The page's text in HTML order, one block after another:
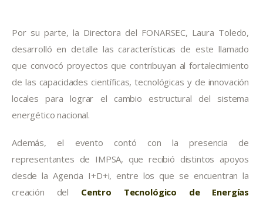
Por su parte, la Directora del FONARSEC, Laura Toledo,
desarrolló en detalle las características de este llamado
que convocó proyectos que contribuyan al fortalecimiento
de las capacidades científicas, tecnológicas y de innovación
locales para lograr el cambio estructural del sistema
energético nacional.
Además, el evento contó con la presencia de
representantes de IMPSA, que recibió distintos apoyos
desde la Agencia I+D+i, entre los que se encuentran la
creación del Centro Tecnológico de Energías